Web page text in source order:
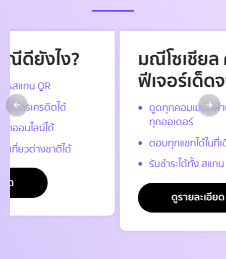
มณีโซเชียล คอมเมิร์ซ
ฟีเจอร์เด็ดจากแอปมณี
ดูดทุกคอมเมนต์ผ่าน LIVE สด เก็บหมด
ทุกออเดอร์
ตอบทุกแชทได้ในที่เดียว
รับชำระได้ทั้ง สแกน QR และ บัตรเครดิต